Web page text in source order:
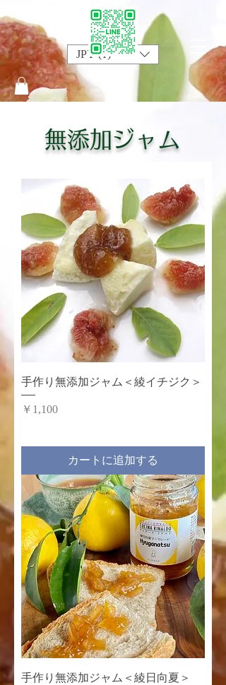
JPY (¥)
無添加ジャム
手作り無添加ジャム＜綾イチジク＞
価格
￥1,100
カートに追加する
手作り無添加ジャム＜綾日向夏＞